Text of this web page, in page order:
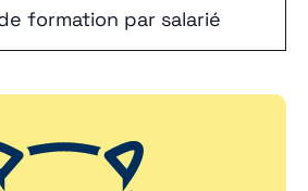
formation par salarié